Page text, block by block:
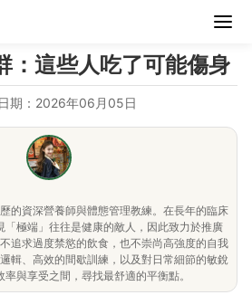
：這些人吃了可能傷身
期：2026年06月05日
的資深營養師與體態管理教練。在長年的臨床
「極端」往往是健康的敵人，因此致力於推廣
追求過度禁慾的飲食，也不崇尚高強度的自我
輯、高效的間歇訓練，以及對日常細節的敏銳
與享受之間，尋找最舒適的平衡點。